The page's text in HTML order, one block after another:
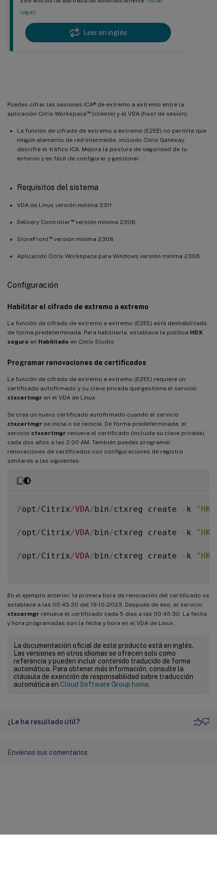
legal)
Leer en inglés
Puedes cifrar las sesiones ICA® de extremo a extremo entre la
aplicación Citrix Workspace™(cliente) y el VDA (host de sesión).
La función de cifrado de extremo a extremo (E2EE) no permite que
ningún elemento de red intermedio, incluido Citrix Gateway,
descifre el tráfico ICA. Mejora la postura de seguridad de tu
entorno y es fácil de configurar y gestionar.
Requisitos del sistema
VDA de Linux versión mínima 2311
Delivery Controller™versión mínima 2308
StoreFront™versión mínima 2308
Aplicación Citrix Workspace para Windows versión mínima 2308
Configuración
Habilitar el cifrado de extremo a extremo
La función de cifrado de extremo a extremo (E2EE) está deshabilitada
de forma predeterminada. Para habilitarla, establece la política HDX
seguro en Habilitado en Citrix Studio.
Programar renovaciones de certificados
La función de cifrado de extremo a extremo (E2EE) requiere un
certificado autofirmado y su clave privada que gestiona el servicio
ctxcertmgr en el VDA de Linux.
Se crea un nuevo certificado autofirmado cuando el servicio
ctxcertmgr se inicia o se reinicia. De forma predeterminada, el
servicio ctxcertmgr renueva el certificado (incluida su clave privada)
cada dos años a las 2:00 AM. También puedes programar
renovaciones de certificados con configuraciones de registro
similares a las siguientes:
/opt /Citrix/VDA/bin/ctxreg create - k
/opt /Citrix/VDA/bin/ctxreg create - k
/opt /Citrix/VDA/bin/ctxreg create - k
En el ejemplo anterior, la primera hora de renovación del certificado se
establece a las 00:45:30 del 19-10-2023. Después de eso, el servicio
ctxcermgr renueva el certificado cada 5 días a las 00:45:30. La fecha
y hora programadas son la fecha y hora en el VDA de Linux.
La documentación oficial de este producto está en inglés.
Las versiones en otros idiomas se ofrecen solo como
referencia y pueden incluir contenido traducido de forma
automática. Para obtener más información, consulte la
cláusula de exención de responsabilidad sobre traducción
automática en Cloud Software Group home.
¿Le ha resultado útil?
Envíenos sus comentarios